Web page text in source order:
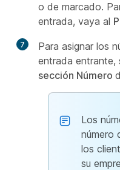
o de marcado.
entrada, vaya al
7
Para asignar los
entrada entrante,
sección Número
Los
número
los
su